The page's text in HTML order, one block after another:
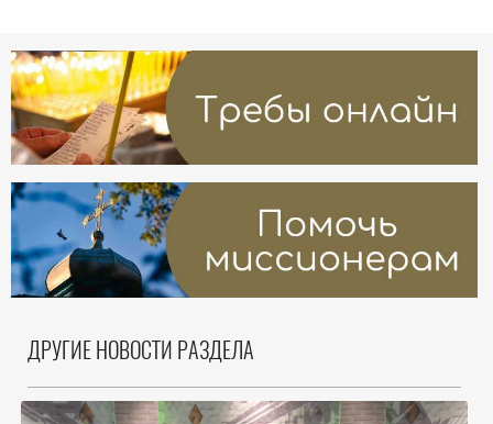
ДРУГИЕ НОВОСТИ РАЗДЕЛА